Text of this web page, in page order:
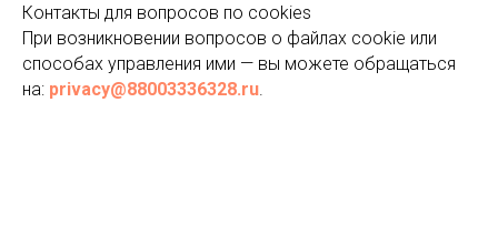
Контакты для вопросов по cookies
При возникновении вопросов о файлах cookie или
способах управления ими — вы можете обращаться
на: privacy@88003336328.ru.